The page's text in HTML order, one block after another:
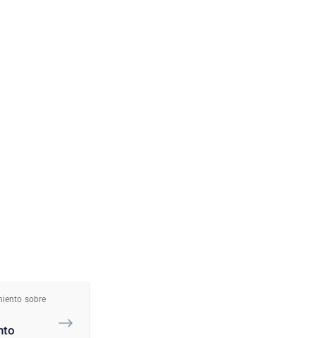
sobre